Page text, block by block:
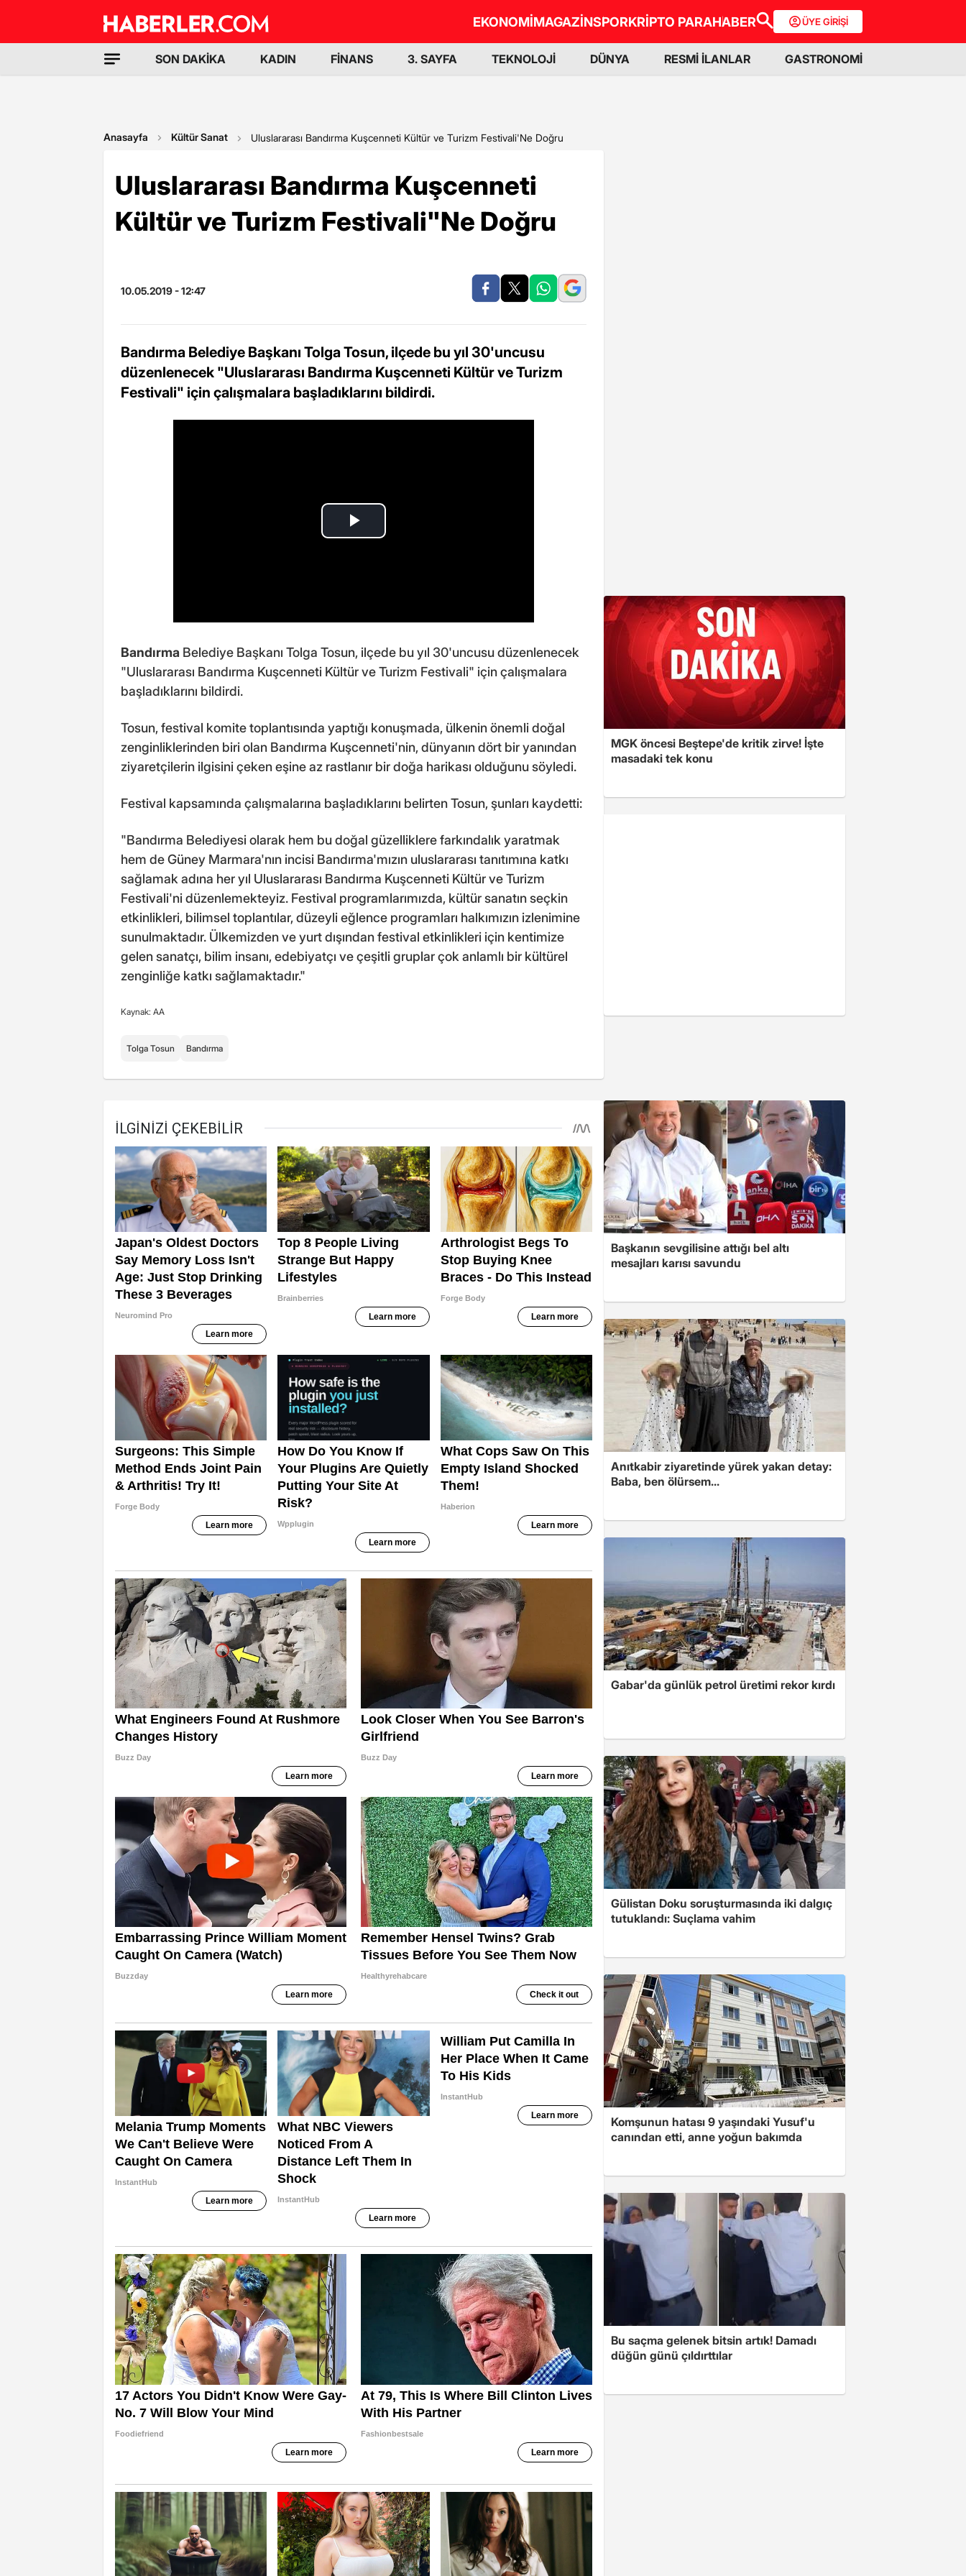
EKONOMİMAGAZİNSPORKRİPTO PARAHABER ÜYE GİRİŞİ
SON DAKİKA KADIN FİNANS 3. SAYFA TEKNOLOJİ DÜNYA RESMİ İLANLAR GASTRONOMİ
Anasayfa Kültür Sanat Uluslararası Bandırma Kuşcenneti Kültür ve Turizm Festivali'Ne Doğru
Uluslararası Bandırma Kuşcenneti
Kültür ve Turizm Festivali"Ne Doğru
10.05.2019 - 12:47
Bandırma Belediye Başkanı Tolga Tosun, ilçede bu yıl 30'uncusu
düzenlenecek "Uluslararası Bandırma Kuşcenneti Kültür ve Turizm
Festivali" için çalışmalara başladıklarını bildirdi.
Bandırma Belediye Başkanı Tolga Tosun, ilçede bu yıl 30'uncusu düzenlenecek
"Uluslararası Bandırma Kuşcenneti Kültür ve Turizm Festivali" için çalışmalara
başladıklarını bildirdi.
Tosun, festival komite toplantısında yaptığı konuşmada, ülkenin önemli doğal
zenginliklerinden biri olan Bandırma Kuşcenneti'nin, dünyanın dört bir yanından
ziyaretçilerin ilgisini çeken eşine az rastlanır bir doğa harikası olduğunu söyledi.
Festival kapsamında çalışmalarına başladıklarını belirten Tosun, şunları kaydetti:
"Bandırma Belediyesi olarak hem bu doğal güzelliklere farkındalık yaratmak
hem de Güney Marmara'nın incisi Bandırma'mızın uluslararası tanıtımına katkı
sağlamak adına her yıl Uluslararası Bandırma Kuşcenneti Kültür ve Turizm
Festivali'ni düzenlemekteyiz. Festival programlarımızda, kültür sanatın seçkin
etkinlikleri, bilimsel toplantılar, düzeyli eğlence programları halkımızın izlenimine
sunulmaktadır. Ülkemizden ve yurt dışından festival etkinlikleri için kentimize
gelen sanatçı, bilim insanı, edebiyatçı ve çeşitli gruplar çok anlamlı bir kültürel
zenginliğe katkı sağlamaktadır."
Kaynak: AA
Tolga Tosun Bandırma
MGK öncesi Beştepe'de kritik zirve! İşte
masadaki tek konu
Başkanın sevgilisine attığı bel altı
mesajları karısı savundu
Anıtkabir ziyaretinde yürek yakan detay:
Baba, ben ölürsem...
Gabar'da günlük petrol üretimi rekor kırdı
Gülistan Doku soruşturmasında iki dalgıç
tutuklandı: Suçlama vahim
Komşunun hatası 9 yaşındaki Yusuf'u
canından etti, anne yoğun bakımda
Bu saçma gelenek bitsin artık! Damadı
düğün günü çıldırttılar